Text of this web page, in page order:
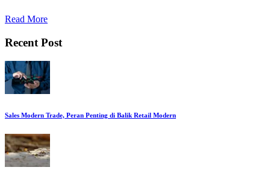
Read More
Recent Post
Sales Modern Trade, Peran Penting di Balik Retail Modern